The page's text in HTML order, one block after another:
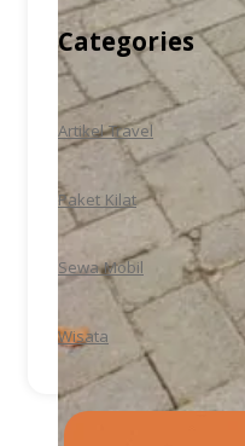
Categories
Artikel Travel
Paket Kilat
Sewa Mobil
Wisata